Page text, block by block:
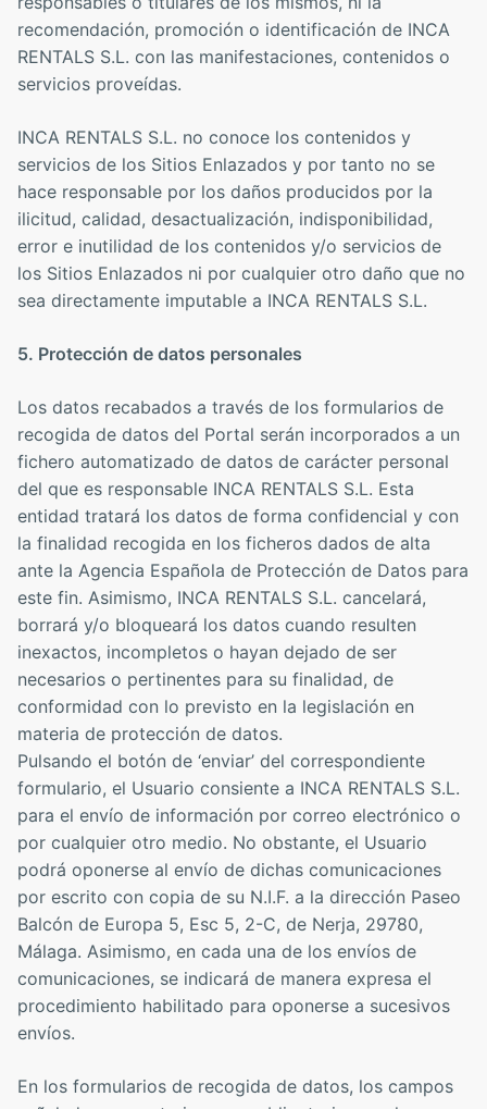
recomendación, promoción o identificación de INCA
RENTALS S.L. con las manifestaciones, contenidos o
servicios proveídas.
INCA RENTALS S.L. no conoce los contenidos y
servicios de los Sitios Enlazados y por tanto no se
hace responsable por los daños producidos por la
ilicitud, calidad, desactualización, indisponibilidad,
error e inutilidad de los contenidos y/o servicios de
los Sitios Enlazados ni por cualquier otro daño que no
sea directamente imputable a INCA RENTALS S.L.
5. Protección de datos personales
Los datos recabados a través de los formularios de
recogida de datos del Portal serán incorporados a un
fichero automatizado de datos de carácter personal
del que es responsable INCA RENTALS S.L. Esta
entidad tratará los datos de forma confidencial y con
la finalidad recogida en los ficheros dados de alta
ante la Agencia Española de Protección de Datos para
este fin. Asimismo, INCA RENTALS S.L. cancelará,
borrará y/o bloqueará los datos cuando resulten
inexactos, incompletos o hayan dejado de ser
necesarios o pertinentes para su finalidad, de
conformidad con lo previsto en la legislación en
materia de protección de datos.
Pulsando el botón de ‘enviar’ del correspondiente
formulario, el Usuario consiente a INCA RENTALS S.L.
para el envío de información por correo electrónico o
por cualquier otro medio. No obstante, el Usuario
podrá oponerse al envío de dichas comunicaciones
por escrito con copia de su N.I.F. a la dirección Paseo
Balcón de Europa 5, Esc 5, 2-C, de Nerja, 29780,
Málaga. Asimismo, en cada una de los envíos de
comunicaciones, se indicará de manera expresa el
procedimiento habilitado para oponerse a sucesivos
envíos.
En los formularios de recogida de datos, los campos